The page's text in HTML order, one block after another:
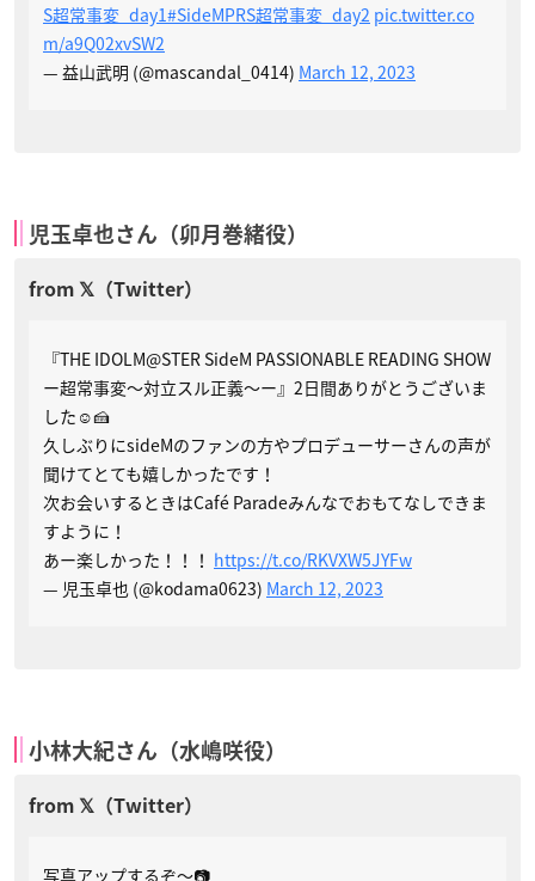
S超常事変_day1#SideMPRS超常事変_day2 pic.twitter.co
m/a9Q02xvSW2
— 益山武明 (@mascandal_0414) March 12, 2023
児玉卓也さん（卯月巻緒役）
『THE IDOLM@STER SideM PASSIONABLE READING SHOW
ー超常事変～対立スル正義～ー』2日間ありがとうございま
した☺️🍰
久しぶりにsideMのファンの方やプロデューサーさんの声が
聞けてとても嬉しかったです！
次お会いするときはCafé Paradeみんなでおもてなしできま
すように！
あー楽しかった！！！ https://t.co/RKVXW5JYFw
— 児玉卓也 (@kodama0623) March 12, 2023
小林大紀さん（水嶋咲役）
写真アップするぞ〜📷